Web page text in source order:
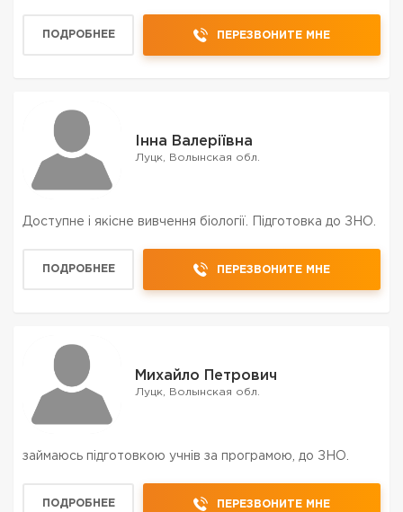
ПОДРОБНЕЕ ПЕРЕЗВОНИТЕ МНЕ
Інна Валеріївна
Луцк, Волынская обл.
Доступне і якісне вивчення біології. Підготовка до ЗНО.
ПОДРОБНЕЕ ПЕРЕЗВОНИТЕ МНЕ
Михайло Петрович
Луцк, Волынская обл.
займаюсь підготовкою учнів за програмою, до ЗНО.
ПОДРОБНЕЕ ПЕРЕЗВОНИТЕ МНЕ